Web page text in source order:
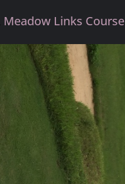
Meadow Links Course